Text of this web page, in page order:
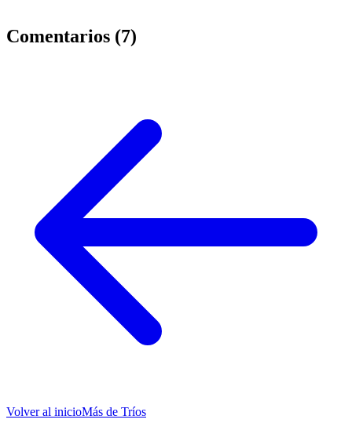
Comentarios (7)
Volver al inicioMás de Tríos